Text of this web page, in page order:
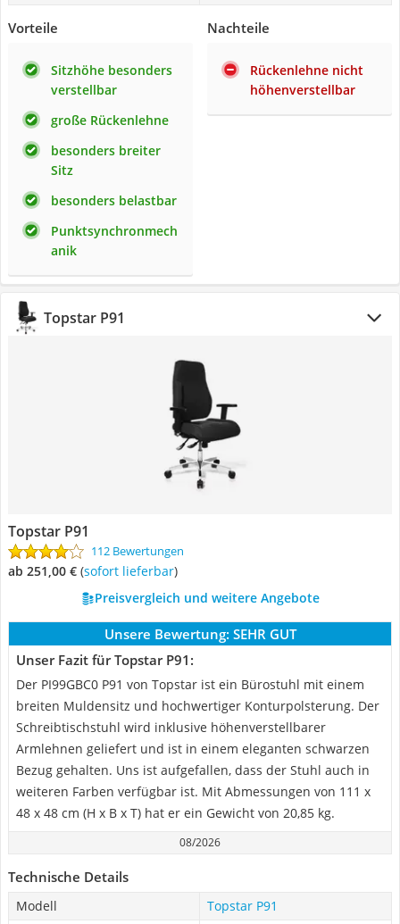
Vorteile
Sitzhöhe besonders
verstellbar
große Rückenlehne
besonders breiter
Sitz
besonders belastbar
Punktsynchronmech
anik
Nachteile
Rückenlehne nicht
höhenverstellbar
Topstar P91
Topstar P91
112 Bewertungen
ab 251,00 € ( Sofort lieferbar)
Preisvergleich und weitere Angebote
Unsere Bewertung: SEHR GUT
Unser Fazit für Topstar P91:
Der PI99GBC0 P91 von Topstar ist ein Bürostuhl mit einem
breiten Muldensitz und hochwertiger Konturpolsterung. Der
Schreibtischstuhl wird inklusive höhenverstellbarer
Armlehnen geliefert und ist in einem eleganten schwarzen
Bezug gehalten. Uns ist aufgefallen, dass der Stuhl auch in
weiteren Farben verfügbar ist. Mit Abmessungen von 111 x
48 x 48 cm (H x B x T) hat er ein Gewicht von 20,85 kg.
08/2026
Technische Details
Modell
Topstar P91